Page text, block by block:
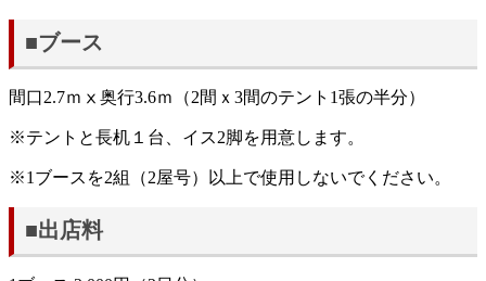
■ブース
間口2.7ｍⅹ奥行3.6ｍ（2間ｘ3間のテント1張の半分）
※テントと長机１台、イス2脚を用意します。
※1ブースを2組（2屋号）以上で使用しないでください。
■出店料